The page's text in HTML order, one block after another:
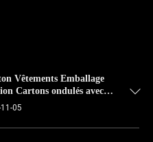
Vêtements Emballage
Cartons ondulés avec
05